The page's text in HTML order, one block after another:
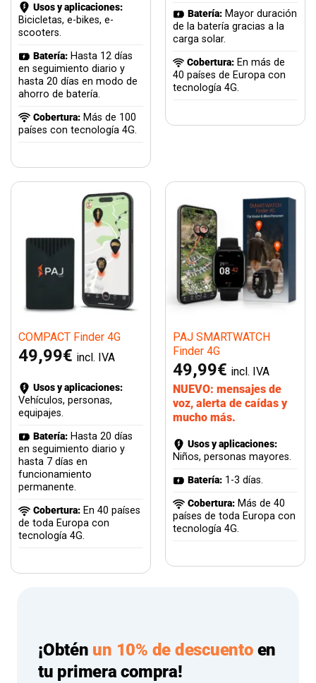
Usos y aplicaciones:
Bicicletas, e-bikes, e-
scooters.
Batería:Hasta 12 días
en seguimiento diario y
hasta 20 días en modo de
ahorro de batería.
Cobertura:Más de 100
países con tecnología 4G.
Batería:Mayor duración
de la batería gracias a la
carga solar.
Cobertura:En más de
40 países de Europa con
tecnología 4G.
COMPACT Finder 4G
49,99€ incl. IVA
Usos y aplicaciones:
Vehículos, personas,
equipajes.
Batería:Hasta 20 días
en seguimiento diario y
hasta 7 días en
funcionamiento
permanente.
Cobertura:En 40 países
de toda Europa con
tecnología 4G.
PAJ SMARTWATCH
Finder 4G
49,99€ incl. IVA
NUEVO: mensajes de
voz, alerta de caídas y
mucho más.
Usos y aplicaciones:
Niños, personas mayores.
Batería:1-3 días.
Cobertura:Más de 40
países de toda Europa con
tecnología 4G.
¡Obtén un 10% de descuentoen
tu primera compra!